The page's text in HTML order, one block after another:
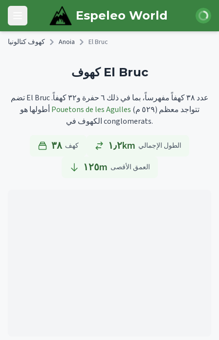
Skip to main content
Open main menu Espeleo World الدخول
كهوف كتالونيا Anoia El Bruc
كهوف El Bruc
تضم El Bruc عدد ٣٨ كهفاً مفهرساً، بما في ذلك ٦ حفرة و٣٢ كهفاً.
Pouetons de les Agulles (٥٢٩ م) تتواجد معظم
الكهوف في conglomerats.
٣٨ كهف ١٫٢km الطول الإجمالي
١٢٥m العمق الأقصى